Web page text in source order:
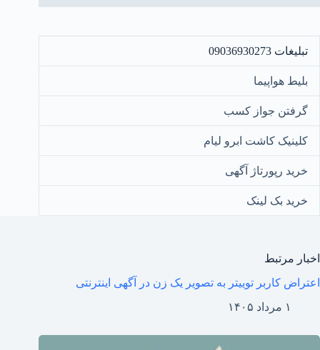
تبلیغات 09036930273
بلیط هواپیما
گرفتن جواز کسب
کلینیک کاشت ابرو لیام
خرید رپورتاژ آگهی
خرید بک لینک
اخبار مرتبط
اعتراض کاربر توییتر به تصویر یک زن در آگهی اینترنتی
۱ مرداد ۱۴۰۵